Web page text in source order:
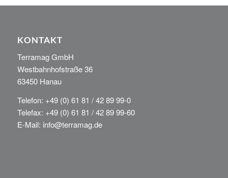
KONTAKT
Terramag GmbH
Westbahnhofstraße 36
63450 Hanau
Telefon: +49 (0) 61 81 / 42 89 99-0
Telefax: +49 (0) 61 81 / 42 89 99-60
E-Mail: info@terramag.de